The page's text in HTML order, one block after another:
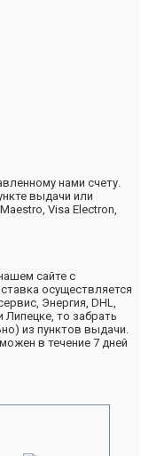
нами счету.
выдачи или
Visa Electron,
сайте с
осуществляется
Энергия, DHL,
то забрать
из пунктов выдачи.
в течение 7 дней